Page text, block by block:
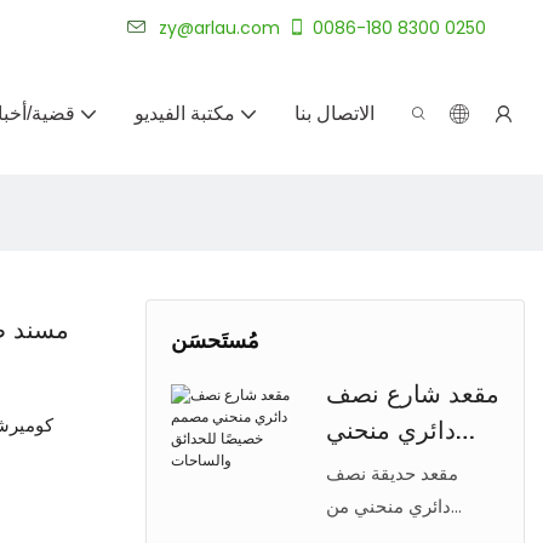
zy@arlau.com 0086-180 8300 0250
قضية/ مكتبة الفيديو الاتصال بنا
مسند
مُستَحسَن
مقعد شارع نصف
دائري منحني
مصمم خصيصًا
للحدائق
مقعد حديقة نصف
دائري منحني من